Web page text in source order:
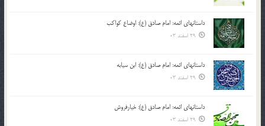
داستانهای ائمه: امام صادق (ع): اوضاع کواکب
29 اسفند 03
داستانهای ائمه: امام صادق (ع): ابن سیابه
29 اسفند 03
داستانهای ائمه: امام صادق (ع): خیارفروش
29 اسفند 03